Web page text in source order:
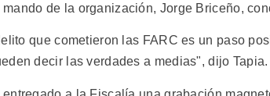
de la organización, Jorge Briceño,
que cometieron las FARC es un paso
decir las verdades a medias", dijo Tapia.